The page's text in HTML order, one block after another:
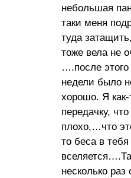
небольшая
таки меня
туда
тоже вела не
….после
недели было
хорошо. Я
передачку,
плохо,…что
то беса в тебя
несколько